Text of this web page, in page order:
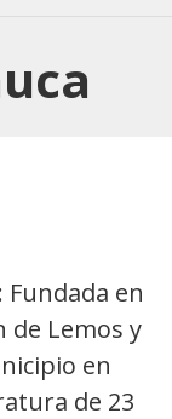
en
de Lemos y
en
de 23